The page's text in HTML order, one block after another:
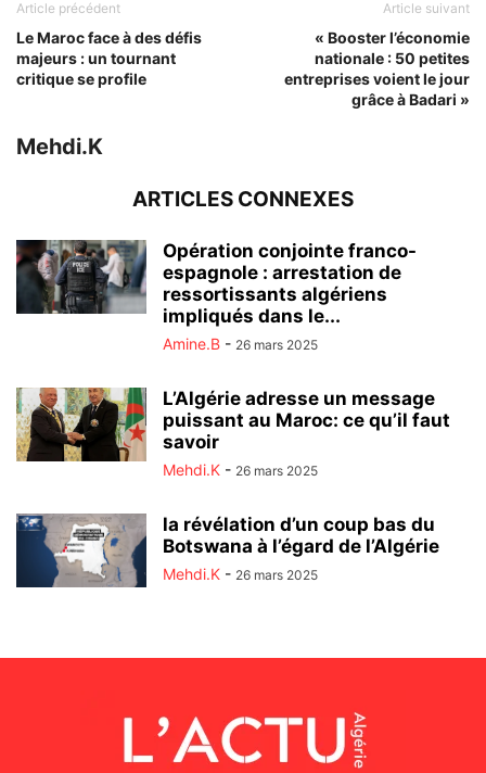
Article précédent
Le Maroc face à des défis
majeurs : un tournant
critique se profile
Article suivant
« Booster l’économie
nationale : 50 petites
entreprises voient le jour
grâce à Badari »
Mehdi.K
ARTICLES CONNEXES
Opération conjointe franco-
espagnole : arrestation de
ressortissants algériens
impliqués dans le...
Amine.B - 26 mars 2025
L’Algérie adresse un message
puissant au Maroc: ce qu’il faut
savoir
Mehdi.K - 26 mars 2025
la révélation d’un coup bas du
Botswana à l’égard de l’Algérie
Mehdi.K - 26 mars 2025